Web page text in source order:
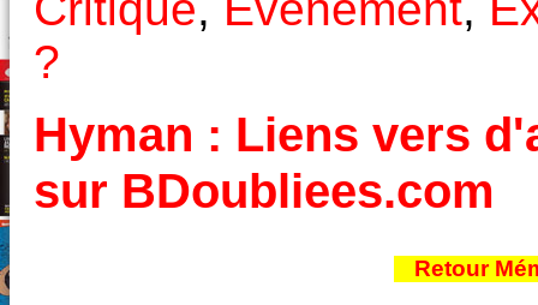
?
Hyman : Liens vers
sur BDoubliees.com
Retour